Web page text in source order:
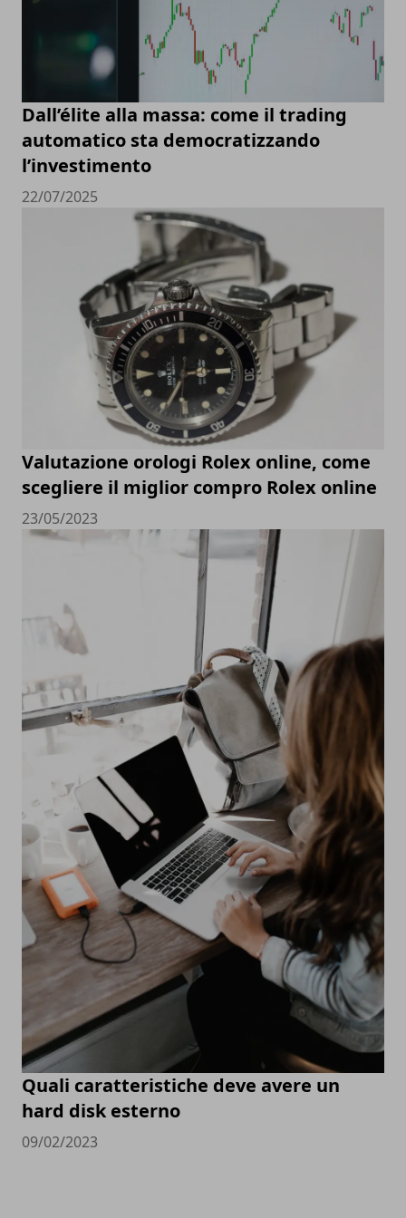
Dall’élite alla massa: come il trading
automatico sta democratizzando
l’investimento
22/07/2025
Valutazione orologi Rolex online, come
scegliere il miglior compro Rolex online
23/05/2023
Quali caratteristiche deve avere un
hard disk esterno
09/02/2023